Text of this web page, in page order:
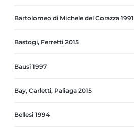
Bartolomeo di Michele del Corazza 1991
Bastogi, Ferretti 2015
Bausi 1997
Bay, Carletti, Paliaga 2015
Bellesi 1994